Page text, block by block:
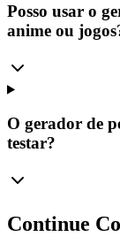
Posso usar o
anime ou
O gerador de
testar?
Continue